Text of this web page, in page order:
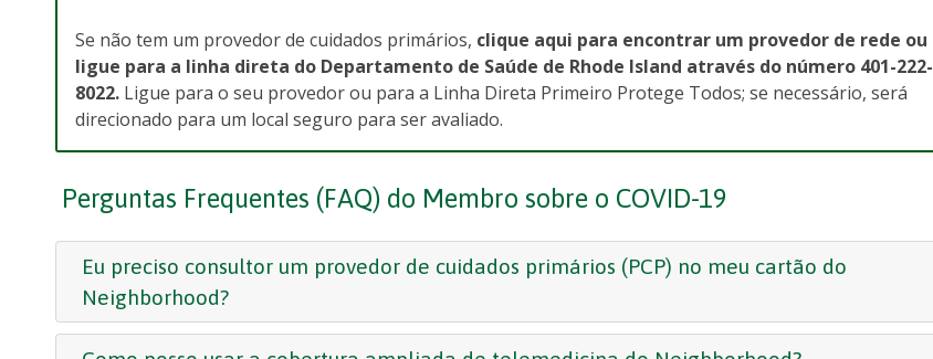
Se não tem um provedor de cuidados primários, clique aqui para encontrar um provedor de rede ou
ligue para a linha direta do Departamento de Saúde de Rhode Island através do número 401-222-
8022. Ligue para o seu provedor ou para a Linha Direta Primeiro Protege Todos; se necessário, será
direcionado para um local seguro para ser avaliado.
Perguntas Frequentes (FAQ) do Membro sobre o COVID-19
Eu preciso consultor um provedor de cuidados primários (PCP) no meu cartão do
Neighborhood?